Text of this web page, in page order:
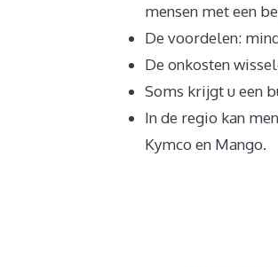
mensen met een
De voordelen:
De onkosten
Soms krijgt u een
In de regio kan
Kymco en Mango.